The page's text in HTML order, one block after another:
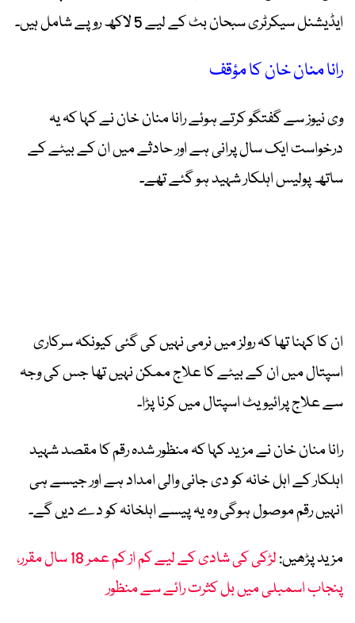
ایڈیشنل سیکرٹری سبحان بٹ کے لیے 5 لاکھ روپے شامل ہیں۔
رانا منان خان کا مؤقف
وی نیوز سے گفتگو کرتے ہوئے رانا منان خان نے کہا کہ یہ
درخواست ایک سال پرانی ہے اور حادثے میں ان کے بیٹے کے
ساتھ پولیس اہلکار شہید ہو گئے تھے۔
ان کا کہنا تھا کہ رولز میں نرمی نہیں کی گئی کیونکہ سرکاری
اسپتال میں ان کے بیٹے کا علاج ممکن نہیں تھا جس کی وجہ
سے علاج پرائیویٹ اسپتال میں کرنا پڑا۔
رانا منان خان نے مزید کہا کہ منظور شدہ رقم کا مقصد شہید
اہلکار کے اہل خانہ کو دی جانی والی امداد ہے اور جیسے ہی
انہیں رقم موصول ہوگی وہ یہ پیسے اہلخانہ کو دے دیں گے۔
مزید پڑھیں:
لڑکی کی شادی کے لیے کم از کم عمر 18 سال مقرر،
پنجاب اسمبلی میں بل کثرت رائے سے منظور